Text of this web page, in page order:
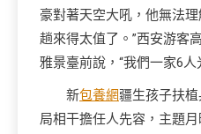
豪對著天空大吼，他無法
趟來得太值了。”西安游客
雅景臺前說，“我們一家6
新包養網疆生孩子扶
局相干擔任人先容，主題